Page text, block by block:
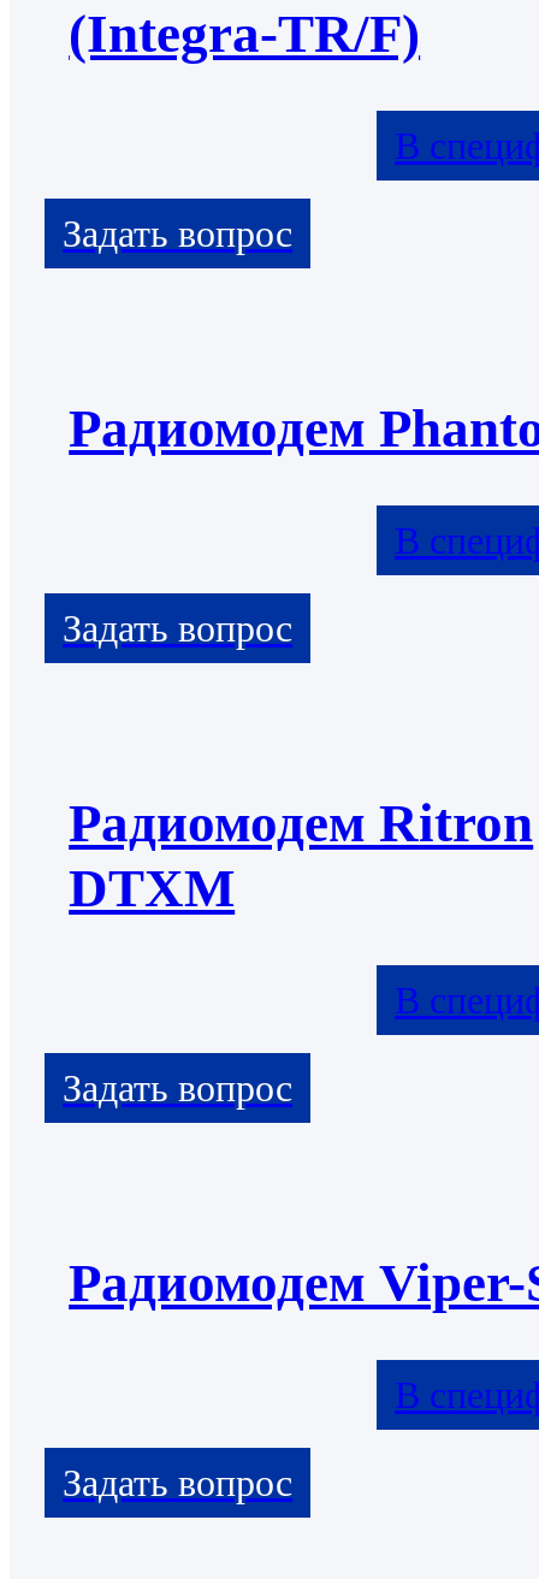
(Integra-TR/F)
В
Радиомодем
В
Радиомодем Ritron
DTXM
В
Радиомодем Viper-
В